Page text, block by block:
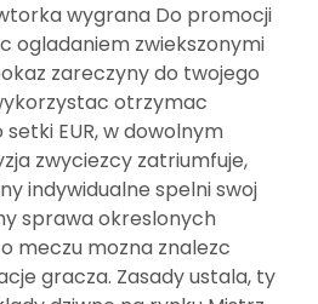
wygrana Do promocji
ogladaniem zwiekszonymi
zareczyny do twojego
otrzymac
EUR, w dowolnym
zwyciezcy zatriumfuje,
indywidualne spelni swoj
sprawa okreslonych
meczu mozna znalezc
gracza. Zasady ustala, ty